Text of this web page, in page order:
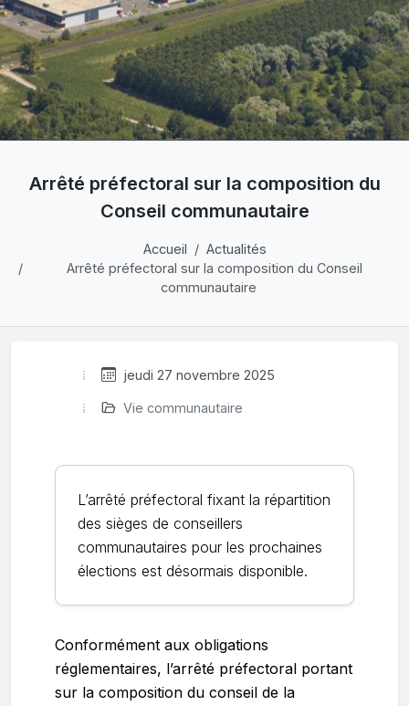
Arrêté préfectoral sur la composition du
Conseil communautaire
Accueil
Actualités
Arrêté préfectoral sur la composition du Conseil
communautaire
jeudi 27 novembre 2025
Vie communautaire
L’arrêté préfectoral fixant la répartition
des sièges de conseillers
communautaires pour les prochaines
élections est désormais disponible.
Conformément aux obligations
réglementaires, l’arrêté préfectoral portant
sur la composition du conseil de la